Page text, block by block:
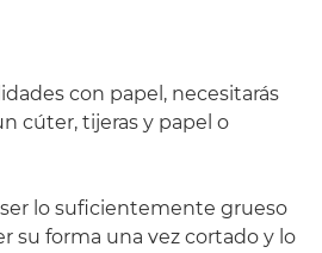
con papel, necesitarás
cúter, tijeras y papel o
lo suficientemente grueso
su forma una vez cortado y lo